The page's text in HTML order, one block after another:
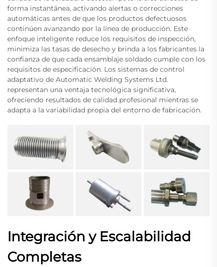
forma instantánea, activando alertas o correcciones
automáticas antes de que los productos defectuosos
continúen avanzando por la línea de producción. Este
enfoque inteligente reduce los requisitos de inspección,
minimiza las tasas de desecho y brinda a los fabricantes la
confianza de que cada ensamblaje soldado cumple con los
requisitos de especificación. Los sistemas de control
adaptativo de Automatic Welding Systems Ltd.
representan una ventaja tecnológica significativa,
ofreciendo resultados de calidad profesional mientras se
adapta a la variabilidad propia del entorno de fabricación.
Integración y Escalabilidad
Completas